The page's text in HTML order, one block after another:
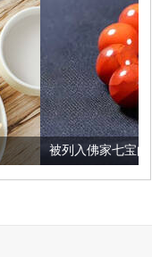
宝的它到底有多美？